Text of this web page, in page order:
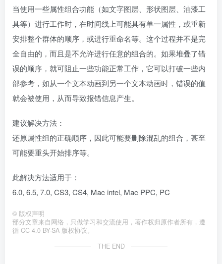
当使用一些属性组合功能（如文字图层、形状图层、油漆工
具等）进行工作时，在时间线上可能具有单一属性，或重新
安排整个群体的顺序，或进行重命名等。这个过程并不是完
全自由的，而且是不允许进行任意的组合的。如果堆叠了错
误的顺序，就可阻止一些功能正常工作，它可以打破一些内
部参考，如从一个文本动画到另一个文本动画时，错误的值
就会被使用，从而导致报错信息产生。
建议解决方法：
还原属性组的正确顺序，因此可能要删除混乱的组合，甚至
可能要重头开始排序等。
此解决方法适用于：
6.0, 6.5, 7.0, CS3, CS4, Mac intel, Mac PPC, PC
© 版权声明
部分文章来自网络，只做学习和交流使用，著作权归原作者所有，遵
循 CC 4.0 BY-SA 版权协议。
THE END